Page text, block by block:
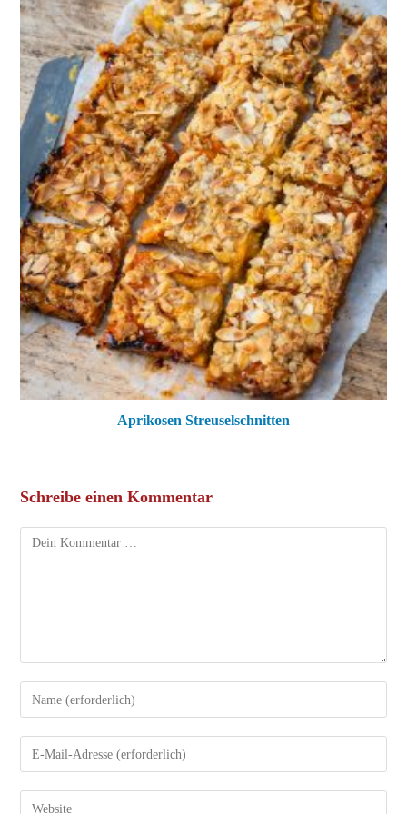
Aprikosen Streuselschnitten
Schreibe einen Kommentar
Kommentar
Gib
deinen
Namen
oder
zum
Gib
deine
E-
Gib